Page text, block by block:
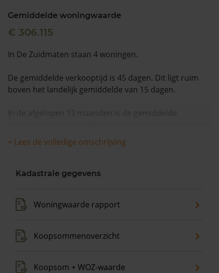
Gemiddelde woningwaarde
€ 306.115
In De Zuidmaten staan 4 woningen.
De gemiddelde verkooptijd is 45 dagen. Dit ligt ruim
boven het landelijk gemiddelde van 15 dagen.
In de afgelopen 12 maanden is de gemiddelde
+ Lees de volledige omschrijving
Kadastrale gegevens
Woningwaarde rapport
Koopsommenoverzicht
Koopsom + WOZ-waarde